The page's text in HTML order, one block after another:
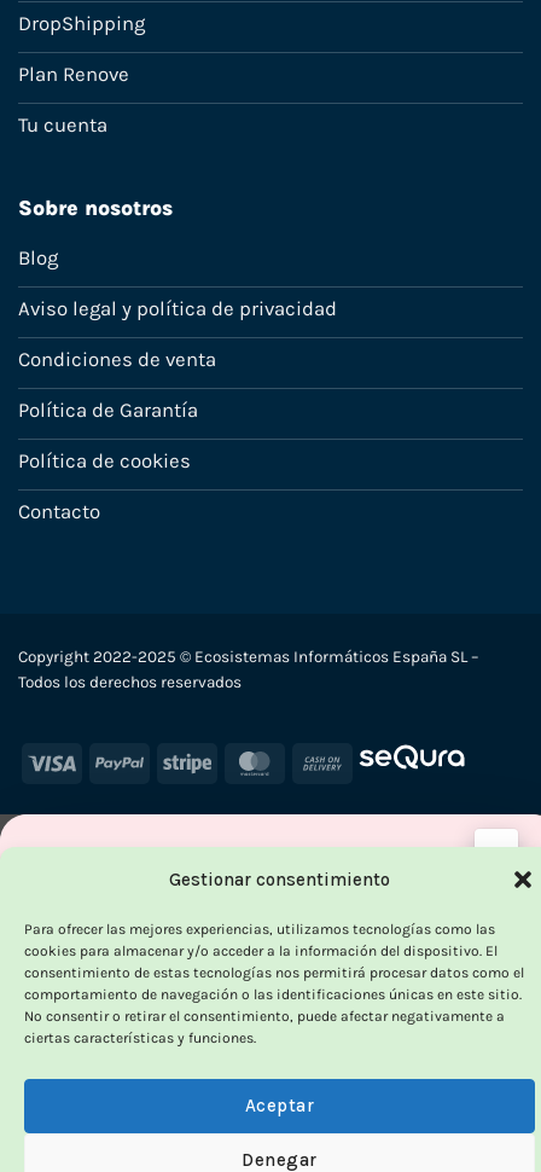
Gestionar consentimiento
Para ofrecer las mejores experiencias, utilizamos tecnologías como las
cookies para almacenar y/o acceder a la información del dispositivo. El
consentimiento de estas tecnologías nos permitirá procesar datos como el
comportamiento de navegación o las identificaciones únicas en este sitio.
No consentir o retirar el consentimiento, puede afectar negativamente a
ciertas características y funciones.
Aceptar
Denegar
DropShipping
Plan Renove
Tu cuenta
Sobre nosotros
Blog
Aviso legal y política de privacidad
Condiciones de venta
Política de Garantía
Política de cookies
Contacto
Copyright 2022-2025 © Ecosistemas Informáticos España SL –
Todos los derechos reservados
Visa PayPal Stripe MasterCard
Cash
-
OUTLET VORPC
Calidad probada,
precios imbatibles
100% funcionalesy con